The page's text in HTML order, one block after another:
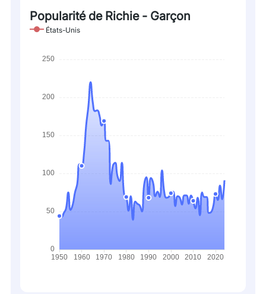
Popularité de Richie - Garçon
États-Unis